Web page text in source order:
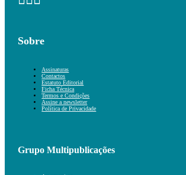
Sobre
Assinaturas
Contactos
Estatuto Editorial
Ficha Técnica
Termos e Condições
Assine a newsletter
Política de Privacidade
Grupo Multipublicações